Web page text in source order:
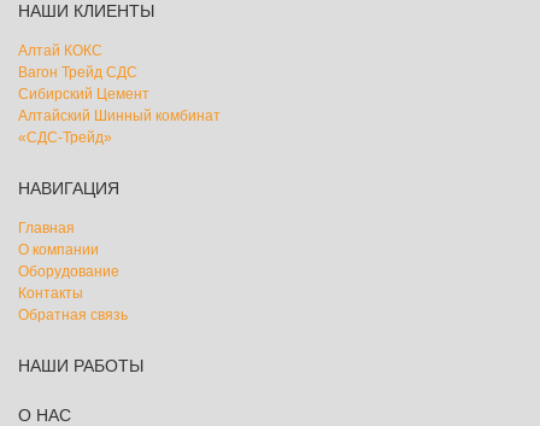
НАШИ КЛИЕНТЫ
Алтай КОКС
Вагон Трейд СДС
Сибирский Цемент
Алтайский Шинный комбинат
«СДС-Трейд»
НАВИГАЦИЯ
Главная
О компании
Оборудование
Контакты
Обратная связь
НАШИ РАБОТЫ
О НАС